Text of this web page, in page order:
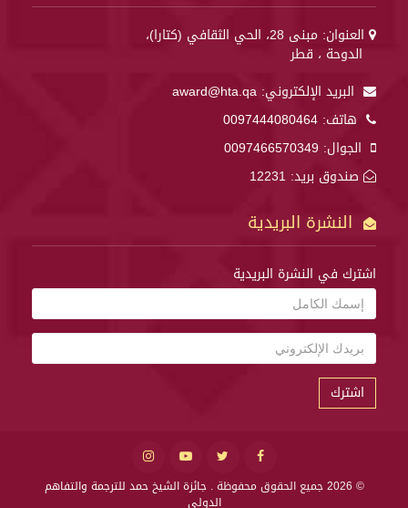
العنوان: مبنى 28، الحي الثقافي (كتارا)،
الدوحة ، قطر
البريد الإلكتروني: award@hta.qa
هاتف: 0097444080464
الجوال: 0097466570349
صندوق بريد: 12231
النشرة البريدية
اشترك في النشرة البريدية
اشترك
© 2026 جميع الحقوق محفوظة .
جائزة الشيخ حمد للترجمة والتفاهم
الدولي